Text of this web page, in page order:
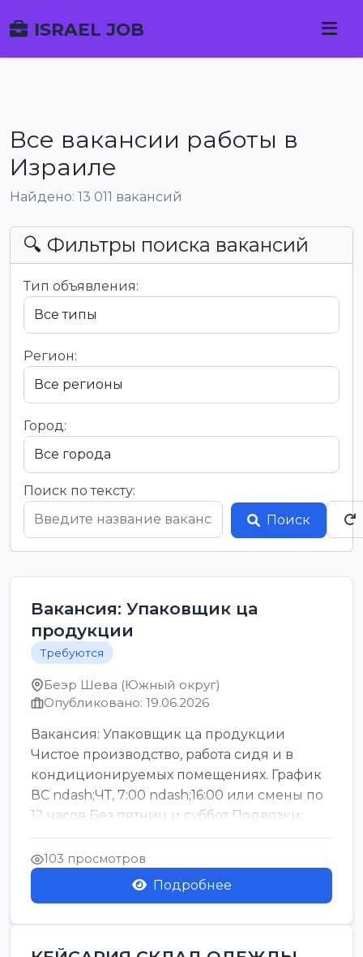
ISRAEL JOB
Все вакансии работы в
Израиле
Найдено: 13 011 вакансий
🔍 Фильтры поиска вакансий
Тип объявления:
Регион:
Город:
Поиск по тексту:
Поиск
Вакансия: Упаковщик ца
продукции
Требуются
Беэр Шева (Южный округ)
Опубликовано: 19.06.2026
Вакансия: Упаковщик ца продукции
Чистое производство, работа сидя и в
кондиционируемых помещениях. График
ВС ndash;ЧТ, 7:00 ndash;16:00 или смены по
12 часов Без пятниц и суббот Подвозки:
Офаким, Нети...
103 просмотров
Подробнее